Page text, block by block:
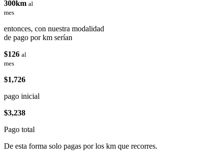
300km al
mes
entonces, con nuestra modalidad
de pago por km serían
$126 al
mes
$1,726
pago inicial
$3,238
Pago total
De esta forma solo pagas por los km que recorres.